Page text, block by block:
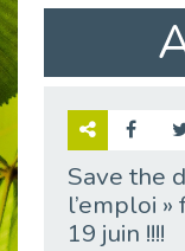
Publié le 09/06/2026
Publié le 02/06/2026
Save the
l’emploi
19 juin !!!!